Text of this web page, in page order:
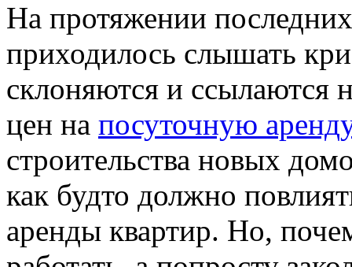
На протяжении
приходилось слышать
склоняются и ссылаются
цен на посуточную
строительства новых
как будто должно
аренды квартир. Но,